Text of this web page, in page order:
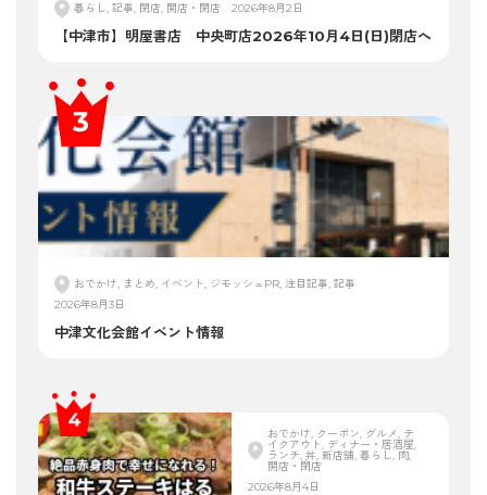
暮らし, 記事, 閉店, 開店・閉店 2026年8月2日
【中津市】明屋書店 中央町店2026年10月4日(日)閉店へ
おでかけ, まとめ, イベント, ジモッシュPR, 注目記事, 記事
2026年8月3日
中津文化会館イベント情報
おでかけ, クーポン, グルメ, テ
イクアウト, ディナー・居酒屋,
ランチ, 丼, 新店舗, 暮らし, 肉,
開店・閉店
2026年8月4日